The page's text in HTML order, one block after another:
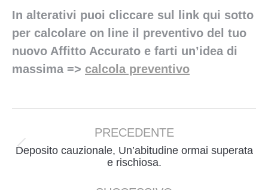
In alterativi puoi cliccare sul link qui sotto
per calcolare on line il preventivo del tuo
nuovo Affitto Accurato e farti un’idea di
massima => calcola preventivo
tra
PRECEDENTE
Post
Deposito cauzionale, Un’abitudine ormai superata
e rischiosa.